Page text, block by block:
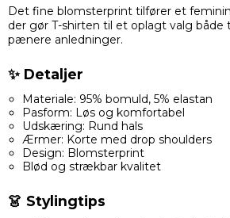
Det fine blomsterprint tilfører et
der gør T-shirten til et oplagt valg både
pænere anledninger.
✨ Detaljer
Materiale: 95% bomuld, 5% elastan
Pasform: Løs og komfortabel
Udskæring: Rund hals
Ærmer: Korte med drop shoulders
Design: Blomsterprint
Blød og strækbar kvalitet
👗 Stylingtips